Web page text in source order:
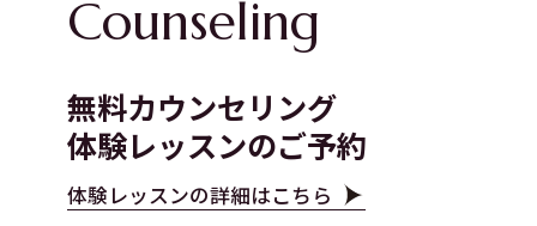
Counseling
無料カウンセリング
体験レッスンのご予約
体験レッスンの詳細はこちら